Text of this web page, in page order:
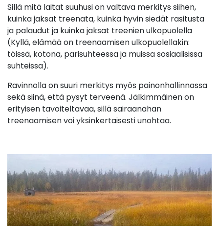
Sillä mitä laitat suuhusi on valtava merkitys siihen,
kuinka jaksat treenata, kuinka hyvin siedät rasitusta
ja palaudut ja kuinka jaksat treenien ulkopuolella
(Kyllä, elämää on treenaamisen ulkopuolellakin:
töissä, kotona, parisuhteessa ja muissa sosiaalisissa
suhteissa).
Ravinnolla on suuri merkitys myös painonhallinnassa
sekä siinä, että pysyt terveenä. Jälkimmäinen on
erityisen tavoiteltavaa, sillä sairaanahan
treenaamisen voi yksinkertaisesti unohtaa.